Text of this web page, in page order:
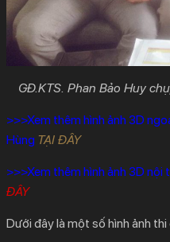
GĐ.KTS. Phan Bảo Huy
>>>Xem thêm hình ảnh 3D
Hùng TẠI ĐÂY
>>>Xem thêm hình ảnh 3D
ĐÂY
Dưới đây là một số hình ảnh